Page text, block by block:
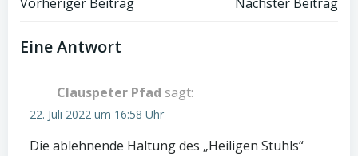
Post
navigation
Post
Eine Antwort
Clauspeter Pfad sagt:
22. Juli 2022 um 16:58 Uhr
Die ablehnende Haltung des „Heiligen Stuhls“